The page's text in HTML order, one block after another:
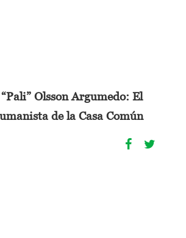
Olsson Argumedo: El
de la Casa Común